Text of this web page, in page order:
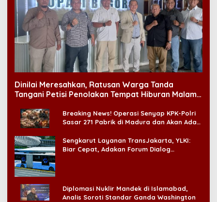
Dinilai Meresahkan, Ratusan Warga Tanda
Tangani Petisi Penolakan Tempat Hiburan Malam
Breaking News! Operasi Senyap KPK-Polri
Sasar 271 Pabrik di Madura dan Akan Ada
Sengkarut Layanan TransJakarta, YLKI:
Biar Cepat, Adakan Forum Dialog
Diplomasi Nuklir Mandek di Islamabad,
Analis Soroti Standar Ganda Washington